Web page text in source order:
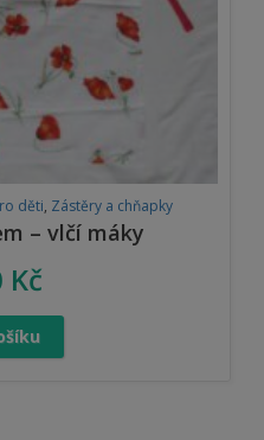
děti, Zástěry a chňapky
– vlčí máky
Kč